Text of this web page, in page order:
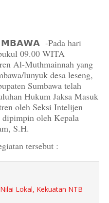
-Pada hari
09.00 WITA
Al-Muthmainnah yang
lunyuk desa leseng,
Sumbawa telah
Hukum Jaksa Masuk
oleh Seksi Intelijen
dipimpin oleh Kepala
S.H.
tersebut :
Lokal, Kekuatan NTB